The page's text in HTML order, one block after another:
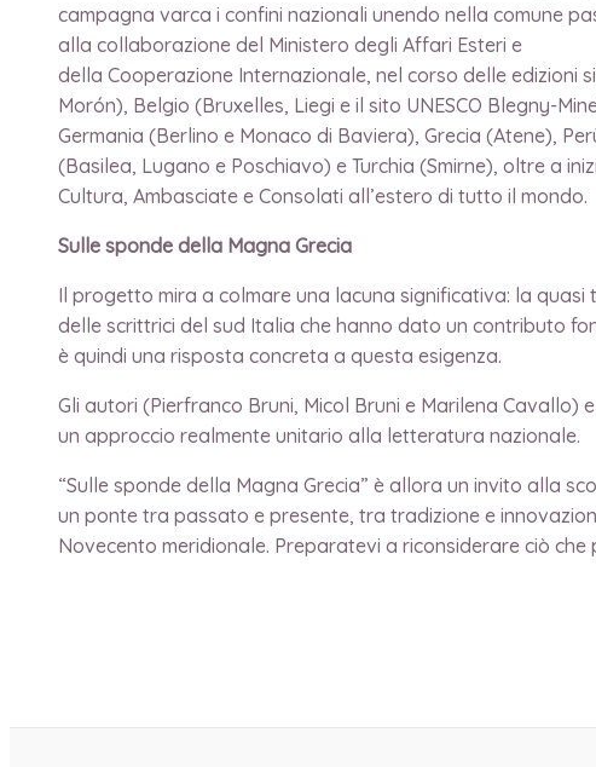
campagna varca i confini nazionali unendo nella comune
alla collaborazione del Ministero degli Affari Esteri e
della Cooperazione Internazionale, nel corso delle edizioni
Morón), Belgio (Bruxelles, Liegi e il sito UNESCO Blegny-
Germania (Berlino e Monaco di Baviera), Grecia (Atene),
(Basilea, Lugano e Poschiavo) e Turchia (Smirne), oltre a
Cultura, Ambasciate e Consolati all’estero di tutto il mondo.
Sulle sponde della Magna Grecia
Il progetto mira a colmare una lacuna significativa: la
delle scrittrici del sud Italia che hanno dato un contributo
è quindi una risposta concreta a questa esigenza.
Gli autori (Pierfranco Bruni, Micol Bruni e Marilena
un approccio realmente unitario alla letteratura nazionale.
“Sulle sponde della Magna Grecia” è allora un invito alla
un ponte tra passato e presente, tra tradizione e
Novecento meridionale. Preparatevi a riconsiderare ciò